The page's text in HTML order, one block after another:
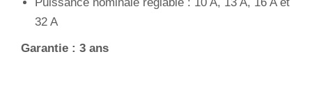
32 A
Garantie : 3 ans